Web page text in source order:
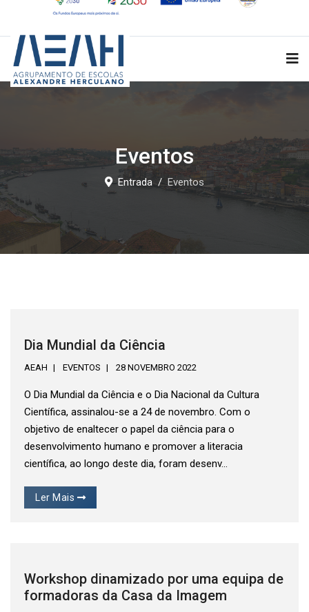
Eventos
Entrada Eventos
Dia Mundial da Ciência
AEAH EVENTOS 28 NOVEMBRO 2022
O Dia Mundial da Ciência e o Dia Nacional da Cultura
Científica, assinalou-se a 24 de novembro. Com o
objetivo de enaltecer o papel da ciência para o
desenvolvimento humano e promover a literacia
científica, ao longo deste dia, foram desenv...
Ler Mais
Workshop dinamizado por uma equipa de
formadoras da Casa da Imagem